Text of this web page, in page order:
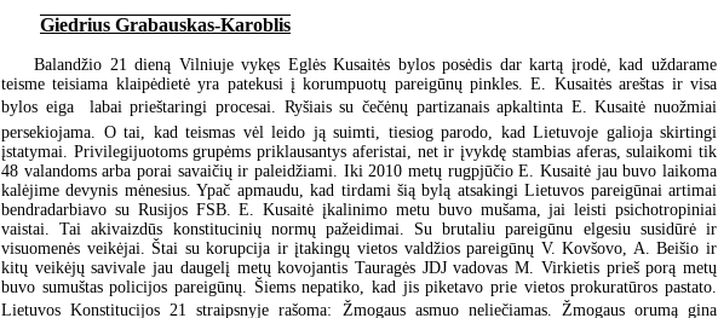
Giedrius Grabauskas-Karoblis
Balandžio 21 dieną Vilniuje vykęs Eglės Kusaitės bylos posėdis dar kartą įrodė, kad uždarame
teisme teisiama klaipėdietė yra patekusi į korumpuotų pareigūnų pinkles. E. Kusaitės areštas ir visa
bylos eiga  labai prieštaringi procesai. Ryšiais su čečėnų partizanais apkaltinta E. Kusaitė nuožmiai
persekiojama. O tai, kad teismas vėl leido ją suimti, tiesiog parodo, kad Lietuvoje galioja skirtingi
įstatymai. Privilegijuotoms grupėms priklausantys aferistai, net ir įvykdę stambias aferas, sulaikomi tik
48 valandoms arba porai savaičių ir paleidžiami. Iki 2010 metų rugpjūčio E. Kusaitė jau buvo laikoma
kalėjime devynis mėnesius. Ypač apmaudu, kad tirdami šią bylą atsakingi Lietuvos pareigūnai artimai
bendradarbiavo su Rusijos FSB. E. Kusaitė įkalinimo metu buvo mušama, jai leisti psichotropiniai
vaistai. Tai akivaizdūs konstitucinių normų pažeidimai. Su brutaliu pareigūnu elgesiu susidūrė ir
visuomenės veikėjai. Štai su korupcija ir įtakingų vietos valdžios pareigūnų V. Kovšovo, A. Beišio ir
kitų veikėjų savivale jau daugelį metų kovojantis Tauragės JDJ vadovas M. Virkietis prieš porą metų
buvo sumuštas policijos pareigūnų. Šiems nepatiko, kad jis piketavo prie vietos prokuratūros pastato.
Lietuvos Konstitucijos 21 straipsnyje rašoma: Žmogaus asmuo neliečiamas. Žmogaus orumą gina